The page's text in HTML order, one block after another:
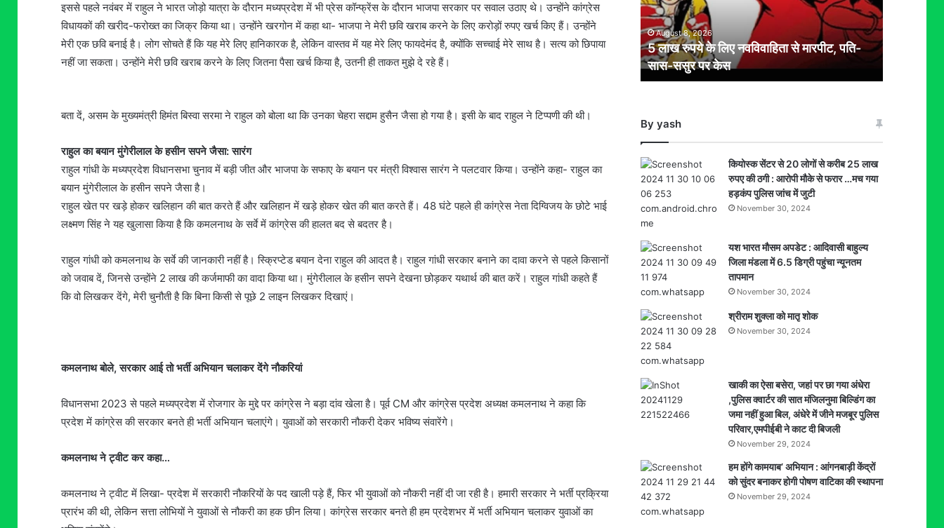
इससे पहले नवंबर में राहुल ने भारत जोड़ो यात्रा के दौरान मध्यप्रदेश में भी प्रेस कॉन्फ्रेंस के दौरान भाजपा सरकार पर सवाल उठाए थे। उन्होंने कांग्रेस
विधायकों की खरीद-फरोख्त का जिक्र किया था। उन्होंने खरगोन में कहा था- भाजपा ने मेरी छवि खराब करने के लिए करोड़ों रुपए खर्च किए हैं। उन्होंने
मेरी एक छवि बनाई है। लोग सोचते हैं कि यह मेरे लिए हानिकारक है, लेकिन वास्तव में यह मेरे लिए फायदेमंद है, क्योंकि सच्चाई मेरे साथ है। सत्य को छिपाया
नहीं जा सकता। उन्होंने मेरी छवि खराब करने के लिए जितना पैसा खर्च किया है, उतनी ही ताकत मुझे दे रहे हैं।
बता दें, असम के मुख्यमंत्री हिमंत बिस्वा सरमा ने राहुल को बोला था कि उनका चेहरा सद्दाम हुसैन जैसा हो गया है। इसी के बाद राहुल ने टिप्पणी की थी।
राहुल का बयान मुंगेरीलाल के हसीन सपने जैसा: सारंग
राहुल गांधी के मध्यप्रदेश विधानसभा चुनाव में बड़ी जीत और भाजपा के सफाए के बयान पर मंत्री विश्वास सारंग ने पलटवार किया। उन्होंने कहा- राहुल का
बयान मुंगेरीलाल के हसीन सपने जैसा है।
राहुल खेत पर खड़े होकर खलिहान की बात करते हैं और खलिहान में खड़े होकर खेत की बात करते हैं। 48 घंटे पहले ही कांग्रेस नेता दिग्विजय के छोटे भाई
लक्ष्मण सिंह ने यह खुलासा किया है कि कमलनाथ के सर्वे में कांग्रेस की हालत बद से बदतर है।
राहुल गांधी को कमलनाथ के सर्वे की जानकारी नहीं है। स्क्रिप्टेड बयान देना राहुल की आदत है। राहुल गांधी सरकार बनाने का दावा करने से पहले किसानों
को जवाब दें, जिनसे उन्होंने 2 लाख की कर्जमाफी का वादा किया था। मुंगेरीलाल के हसीन सपने देखना छोड़कर यथार्थ की बात करें। राहुल गांधी कहते हैं
कि वो लिखकर देंगे, मेरी चुनौती है कि बिना किसी से पूछे 2 लाइन लिखकर दिखाएं।
कमलनाथ बोले, सरकार आई तो भर्ती अभियान चलाकर देंगे नौकरियां
विधानसभा 2023 से पहले मध्यप्रदेश में रोजगार के मुद्दे पर कांग्रेस ने बड़ा दांव खेला है। पूर्व CM और कांग्रेस प्रदेश अध्यक्ष कमलनाथ ने कहा कि
प्रदेश में कांग्रेस की सरकार बनते ही भर्ती अभियान चलाएंगे। युवाओं को सरकारी नौकरी देकर भविष्य संवारेंगे।
कमलनाथ ने ट्वीट कर कहा…
कमलनाथ ने ट्वीट में लिखा- प्रदेश में सरकारी नौकरियों के पद खाली पड़े हैं, फिर भी युवाओं को नौकरी नहीं दी जा रही है। हमारी सरकार ने भर्ती प्रक्रिया
प्रारंभ की थी, लेकिन सत्ता लोभियों ने युवाओं से नौकरी का हक छीन लिया। कांग्रेस सरकार बनते ही हम प्रदेशभर में भर्ती अभियान चलाकर युवाओं का
नवविवाहिता
से
मारपीट,
पति-
सास-
ससुर
August 8, 2026
5 लाख रुपये के लिए नवविवाहिता से मारपीट, पति-
सास-ससुर पर केस
By yash
कियोस्क सेंटर से 20 लोगों से करीब 25 लाख
रुपए की ठगी : आरोपी मौके से फरार …मच गया
हड़कंप पुलिस जांच में जुटी
November 30, 2024
यश भारत मौसम अपडेट : आदिवासी बाहुल्य
जिला मंडला में 6.5 डिग्री पहुंचा न्यूनतम
तापमान
November 30, 2024
श्रीराम शुक्ला को मातृ शोक
November 30, 2024
खाकी का ऐसा बसेरा, जहां पर छा गया अंधेरा
,पुलिस क्वार्टर की सात मंजिलनुमा बिल्डिंग का
जमा नहीं हुआ बिल, अंधेरे में जीने मजबूर पुलिस
परिवार,एमपीईबी ने काट दी बिजली
November 29, 2024
हम होंगे कामयाब’ अभियान : आंगनबाड़ी केंद्रों
को सुंदर बनाकर होगी पोषण वाटिका की स्थापना
November 29, 2024